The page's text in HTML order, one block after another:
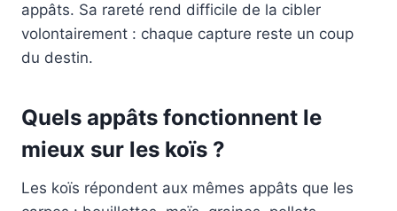
appâts. Sa rareté rend difficile de la cibler
volontairement : chaque capture reste un coup
du destin.
Quels appâts fonctionnent le
mieux sur les koïs ?
Les koïs répondent aux mêmes appâts que les